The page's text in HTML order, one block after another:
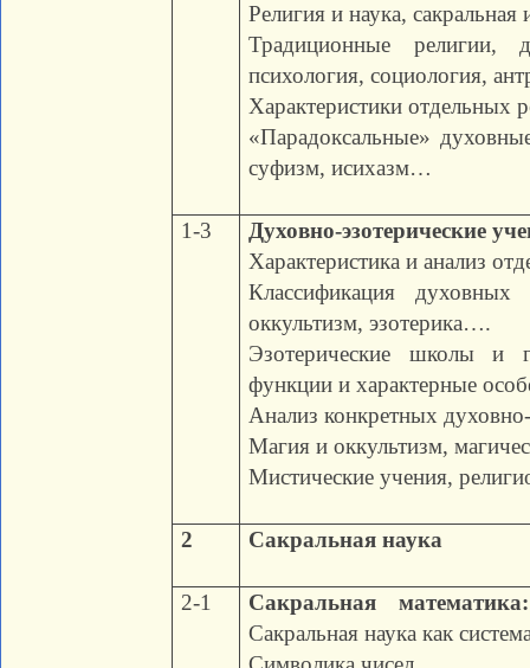
Религия и наука, сакральная
Традиционные религии,
психология, социология,
Характеристики отдельных
«Парадоксальные»
суфизм, исихазм…
1-3
Духовно-эзотерические
Характеристика и анализ
Классификация
оккультизм, эзотерика….
Эзотерические школы и
функции и характерные
Анализ конкретных
Магия и оккультизм,
Мистические учения,
2 Сакральная наука
2-1 Сакральная математика:
Сакральная наука как